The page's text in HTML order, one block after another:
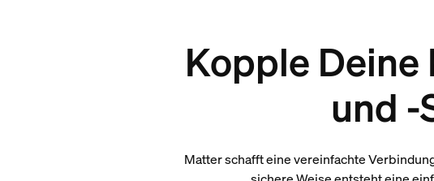
Kopple
und -
Matter schafft eine vereinfachte